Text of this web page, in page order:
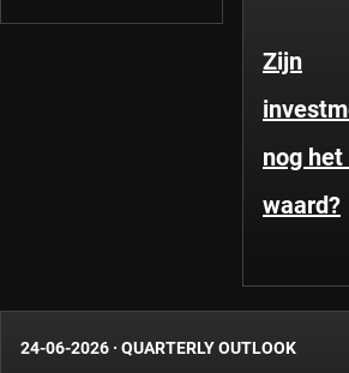
Zijn
nog
waard?
24-06-2026 · QUARTERLY OUTLOOK